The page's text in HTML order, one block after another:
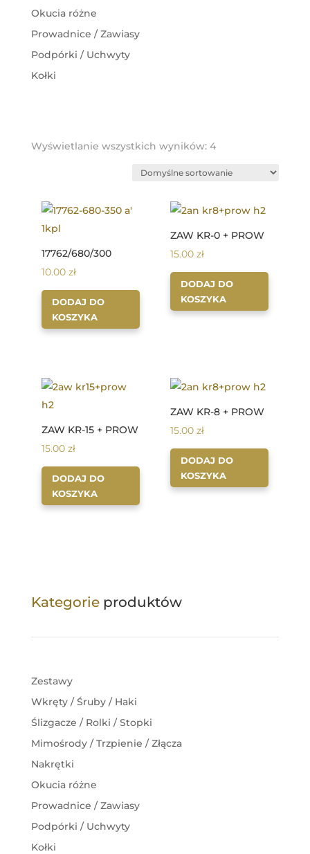
Okucia różne
Prowadnice / Zawiasy
Podpórki / Uchwyty
Kołki
Wyświetlanie wszystkich wyników: 4
17762/680/300
10.00 zł
DODAJ DO
KOSZYKA
ZAW KR-0 + PROW
15.00zł
DODAJ DO
KOSZYKA
ZAW KR-15 + PROW
15.00 zł
DODAJ DO
KOSZYKA
ZAW KR-8 + PROW
15.00zł
DODAJ DO
KOSZYKA
Kategorieproduktów
Zestawy
Wkręty / Śruby / Haki
Ślizgacze / Rolki / Stopki
Mimośrody / Trzpienie / Złącza
Nakrętki
Okucia różne
Prowadnice / Zawiasy
Podpórki / Uchwyty
Kołki